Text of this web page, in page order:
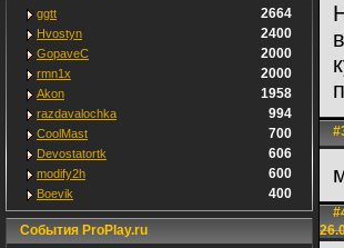
ggtt 2664
Hvostyn 2400
GopaveC 2000
rmn1x 2000
Akon 1958
razdavalochka 994
CoolMast 700
Devostatortk 606
modify2h 600
Boevik 400
События ProPlay.ru